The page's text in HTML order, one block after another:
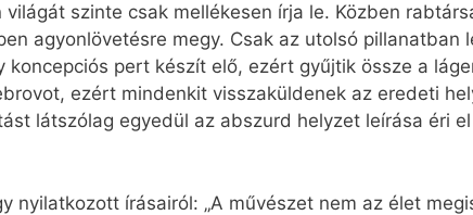
szinte csak mellékesen írja le. Közben
agyonlövetésre megy. Csak az utolsó pillanatban
koncepciós pert készít elő, ezért gyűjtik össze a
ezért mindenkit visszaküldenek az eredeti
látszólag egyedül az abszurd helyzet leírása éri
nyilatkozott írásairól: „A művészet nem az élet